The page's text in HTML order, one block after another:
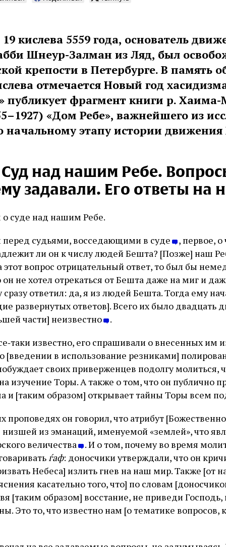
19 кислева 5559 года, основатель
Шнеур-Залман из Ляд, был
крепости в Петербурге. В память
отмечается Новый год
публикует фрагмент книги р.
«Дом Ребе», важнейшего из
начальному этапу истории движения
Суд над нашим Ребе.
задавали. Его ответы на
о суде над нашим Ребе.
перед судьями, восседающими в суде , первое,
ли он к числу людей Бешта? [Позже] наш
этот вопрос отрицательный ответ, то был бы
он не хотел отрекаться от Бешта даже на миг и
сразу ответил: да, я из людей Бешта. Тогда ему
развернутых ответов]. Всего их было двадцать
части] неизвестно .
известно, его спрашивали о внесенных им
[введении в использование резниками]
своих приверженцев подолгу молиться,
изучение Торы. А также о том, что он публично
и [таким образом] открывает тайны Торы всем
проповедях он говорил, что атрибут
низшей из эманаций, именуемой «землей», что
величества . И о том, почему во время
ѓаф: доносчики утверждали, что он
Небеса] излить гнев на наш мир. Также [от
касательно того, что] по словам
[таким образом] восстание, не приведи Господь,
Это то, что известно нам [о тематике вопросов,